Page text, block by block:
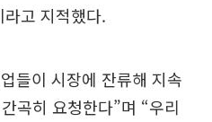
고 지적했다.
들이 시장에 잔류해 지속
곡히 요청한다”며 “우리